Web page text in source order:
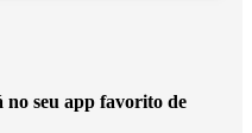
no seu app favorito de